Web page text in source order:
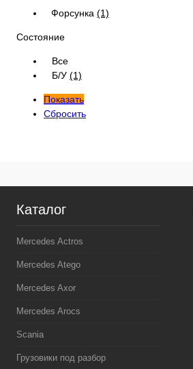
Форсунка (1)
Состояние
Все
Б/У (1)
Показать
Сбросить
Каталог
Mercedes Actros
Mercedes Atego
Mercedes Axor
Mercedes Arocs
Scania
Грузовики под разбор